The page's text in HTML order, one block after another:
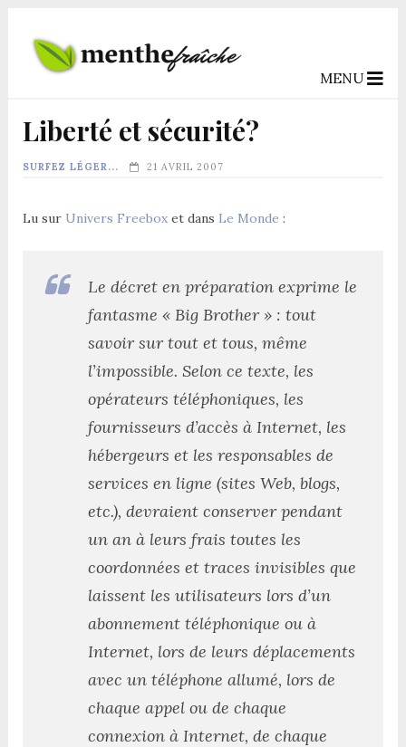
MENU
Liberté et sécurité?
SURFEZ LÉGER... 21 AVRIL 2007
Lu sur Univers Freeboxet dans Le Monde :
Le décret en préparation exprime le
fantasme « Big Brother » : tout
savoir sur tout et tous, même
l’impossible. Selon ce texte, les
opérateurs téléphoniques, les
fournisseurs d’accès à Internet, les
hébergeurs et les responsables de
services en ligne (sites Web, blogs,
etc.), devraient conserver pendant
un an à leurs frais toutes les
coordonnées et traces invisibles que
laissent les utilisateurs lors d’un
abonnement téléphonique ou à
Internet, lors de leurs déplacements
avec un téléphone allumé, lors de
chaque appel ou de chaque
connexion à Internet, de chaque